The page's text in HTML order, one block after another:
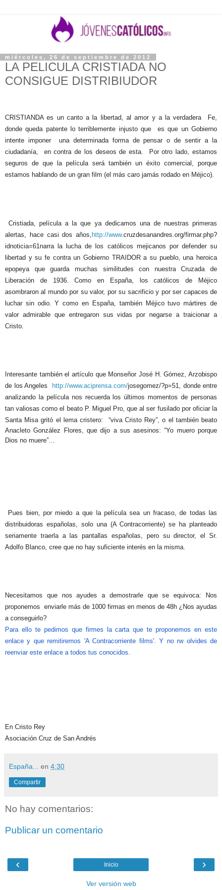
miércoles, 26 de septiembre de 2012
LA PELICULA CRISTIADA NO
CONSIGUE DISTRIBIUDOR
CRISTIANDA es un canto a la libertad, al amor y a la verdadera Fe,
donde queda patente lo terriblemente injusto que es que un Gobierno
intente imponer una determinada forma de pensar o de sentir a la
ciudadanía, en contra de los deseos de esta. Por otro lado, estamos
seguros de que la película será también un éxito comercial, porque
estamos hablando de un gran film (el más caro jamás rodado en Méjico).
Cristiada, película a la que ya dedicamos una de nuestras primeras
alertas, hace casi dos años, http://www.cruzdesanandres.org/firmar.php?
idnoticia=61narra la lucha de los católicos mejicanos por defender su
libertad y su fe contra un Gobierno TRAIDOR a su pueblo, una heroica
epopeya que guarda muchas similitudes con nuestra Cruzada de
Liberación de 1936. Como en España, los católicos de Méjico
asombraron al mundo por su valor, por su sacrificio y por ser capaces de
luchar sin odio. Y como en España, también Méjico tuvo mártires de
valor admirable que entregaron sus vidas por negarse a traicionar a
Cristo.
Interesante también el artículo que Monseñor José H. Gómez, Arzobispo
de los Angeles
http://www.aciprensa.com/josegomez/?p=51, donde entre
analizando la película nos recuerda los últimos momentos de personas
tan valiosas como el beato P. Miguel Pro, que al ser fusilado por oficiar la
Santa Misa gritó el lema cristero: “viva Cristo Rey”,o el también beato
Anacleto González Flores, que dijo a sus asesinos: “Yo muero porque
Dios no muere”…
Pues bien, por miedo a que la película sea un fracaso, de todas las
distribuidoras españolas, solo una (A Contracorriente) se ha planteado
seriamente traerla a las pantallas españolas, pero su director, el Sr.
Adolfo Blanco, cree que no hay suficiente interés en la misma.
Necesitamos que nos ayudes a demostrarle que se equivoca: Nos
proponemos enviarle más de 1000 firmas en menos de 48h ¿Nos ayudas
a conseguirlo?
Para ello te pedimos que firmes la carta que te proponemos en este
enlace y que remitiremos 'A Contracorriente films'. Y no rw olvides de
reenviar este enlace a todos tus conocidos.
En Cristo Rey
Asociación Cruz de San Andrés
España... en 4:30
Compartir
No hay comentarios:
Publicar un comentario
‹ ›
Inicio
Ver versión web